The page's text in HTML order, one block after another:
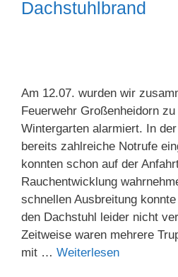
Dachstuhlbrand
Am 12.07. wurden wir
Feuerwehr Großenheidorn
Wintergarten alarmiert. In
bereits zahlreiche Notrufe
konnten schon auf der
Rauchentwicklung
schnellen Ausbreitung
den Dachstuhl leider nicht
Zeitweise waren mehrere
mit … Weiterlesen